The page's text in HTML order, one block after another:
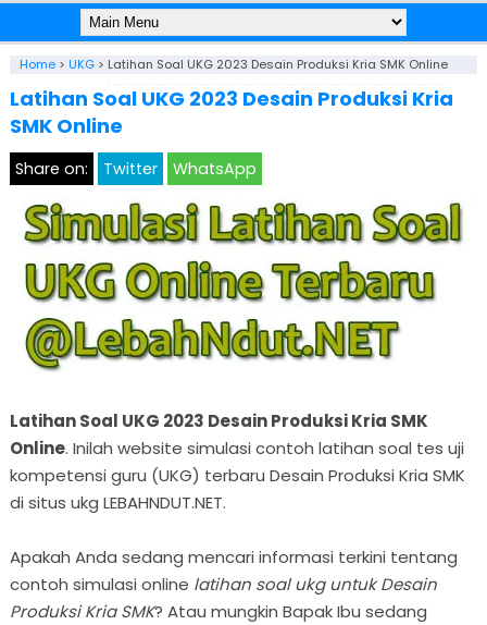
Home> UKG> Latihan Soal UKG 2023 Desain Produksi Kria SMK Online
Latihan Soal UKG 2023 Desain Produksi Kria
SMK Online
Share on: Twitter WhatsApp
Latihan Soal UKG 2023 Desain Produksi Kria SMK
Online. Inilah website simulasi contoh latihan soal tes uji
kompetensi guru (UKG) terbaru Desain Produksi Kria SMK
di situs ukg LEBAHNDUT.NET.
Apakah Anda sedang mencari informasi terkini tentang
contoh simulasi online latihan soal ukg untuk Desain
Produksi Kria SMK? Atau mungkin Bapak Ibu sedang